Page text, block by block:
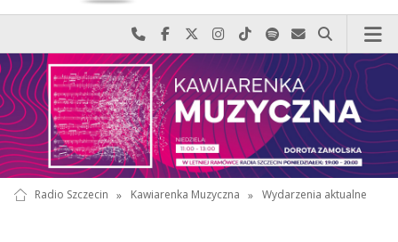
Najlepiej po prostu do nas zadzwoń
Odwiedź nas na Facebook-u
Odwiedź nas na X
Odwiedź nas na Instagram-ie
Odwiedź nas na TikTok-u
Szukaj nas na Spotify
Wyślij do nas
Szukaj
Radio Szczecin » Kawiarenka Muzyczna » Wydarzenia aktualne